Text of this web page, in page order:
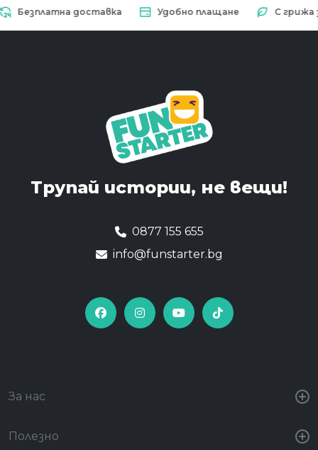
доставка Удобно плащане С грижа за
Трупай истории, не вещи!
0877 155 655
info@funstarter.bg
За нас
Полезно